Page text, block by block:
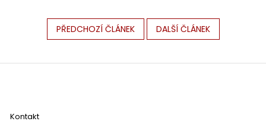
PŘEDCHOZÍ ČLÁNEK DALŠÍ ČLÁNEK
Z
Kontakt